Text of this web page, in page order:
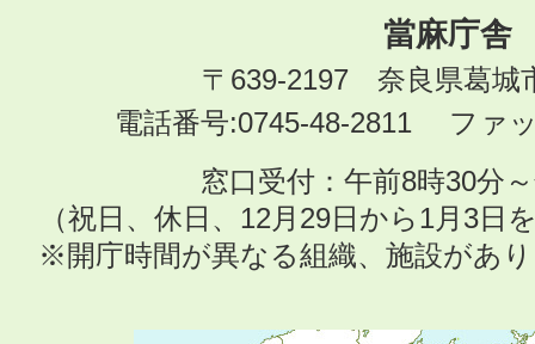
當麻庁舎
〒639-2197 奈良県葛城
電話番号:0745-48-2811 ファ
窓口受付：午前8時30分
（祝日、休日、12月29日から1月3日
※開庁時間が異なる組織、施設があ